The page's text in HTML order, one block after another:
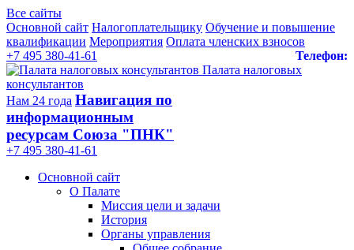
Все сайты
Основной сайт Налогоплательщику Обучение и повышение
квалификации Мероприятия Оплата членских взносов
Телефон:
+7 495 380-41-61
Палата налоговых
консультантов
Нам 24 года Навигация по
информационным
ресурсам Союза "ПНК"
+7 495 380‑41‑61
Основной сайт
О Палате
Миссия цели и задачи
История
Органы управления